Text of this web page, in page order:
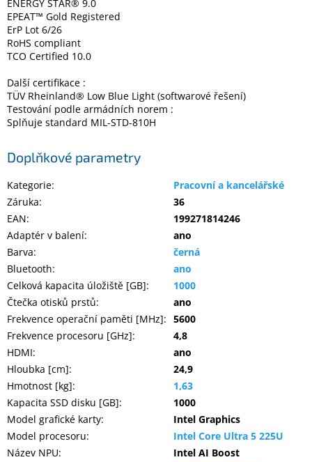
ENERGY STAR® 9.0
EPEAT™ Gold Registered
ErP Lot 6/26
RoHS compliant
TCO Certified 10.0
Další certifikace :
TÜV Rheinland® Low Blue Light (softwarové řešení)
Testování podle armádních norem :
Splňuje standard MIL-STD-810H
Doplňkové parametry
Kategorie:
Pracovní a kancelářské
Záruka:
36
EAN:
199271814246
Adaptér v balení:
ano
Barva:
černá
Bluetooth:
ano
Celková kapacita úložiště [GB]:
1000
Čtečka otisků prstů:
ano
Frekvence operační paměti [MHz]: 5600
Frekvence procesoru [GHz]:
4,8
HDMI:
ano
Hloubka [cm]:
24,9
Hmotnost [kg]:
1,63
Kapacita SSD disku [GB]:
1000
Model grafické karty:
Intel Graphics
Model procesoru:
Intel Core Ultra 5 225U
Název NPU:
Intel AI Boost